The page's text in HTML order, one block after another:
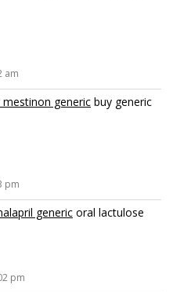
am
generic buy generic
pm
generic oral lactulose
pm